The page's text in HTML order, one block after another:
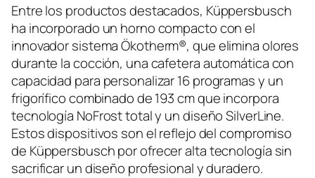
Entre los productos destacados, Küppersbusch
ha incorporado un horno compacto con el
innovador sistema Ökotherm®, que elimina olores
durante la cocción, una cafetera automática con
capacidad para personalizar 16 programas y un
frigorífico combinado de 193 cm que incorpora
tecnología NoFrost total y un diseño SilverLine.
Estos dispositivos son el reflejo del compromiso
de Küppersbusch por ofrecer alta tecnología sin
sacrificar un diseño profesional y duradero.